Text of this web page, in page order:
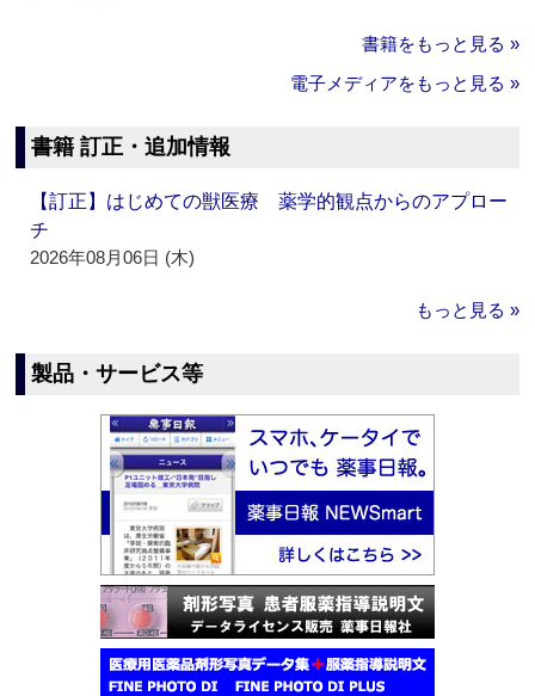
書籍をもっと見る »
電子メディアをもっと見る »
書籍 訂正・追加情報
【訂正】はじめての獣医療 薬学的観点からのアプロー
チ
2026年08月06日 (木)
もっと見る »
製品・サービス等